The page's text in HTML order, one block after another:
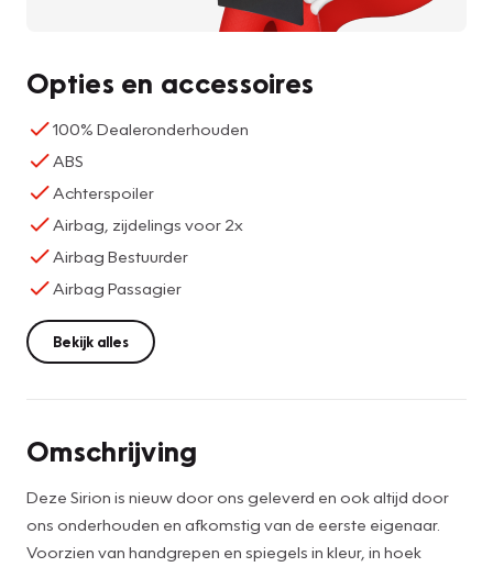
Opties en accessoires
100% Dealeronderhouden
ABS
Achterspoiler
Airbag, zijdelings voor 2x
Airbag Bestuurder
Airbag Passagier
Bekijk alles
Omschrijving
Deze Sirion is nieuw door ons geleverd en ook altijd door
ons onderhouden en afkomstig van de eerste eigenaar.
Voorzien van handgrepen en spiegels in kleur, in hoek